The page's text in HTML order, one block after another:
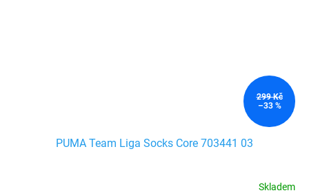
299 Kč
–33 %
PUMA Team Liga Socks Core 703441 03
Skladem